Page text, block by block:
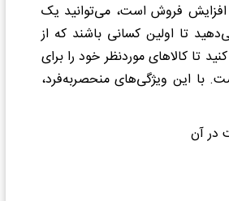
افزایش فروش است، می‌توانید یک
تا اولین کسانی باشند که از
تا کالاهای موردنظر خود را برای
با این ویژگی‌های منحصربه‌فرد،
در آن